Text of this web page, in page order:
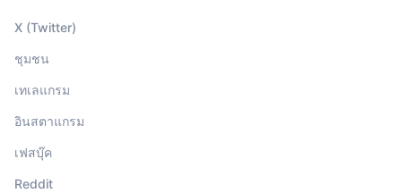
X (Twitter)
ชุมชน
เทเลแกรม
อินสตาแกรม
เฟสบุ๊ค
Reddit